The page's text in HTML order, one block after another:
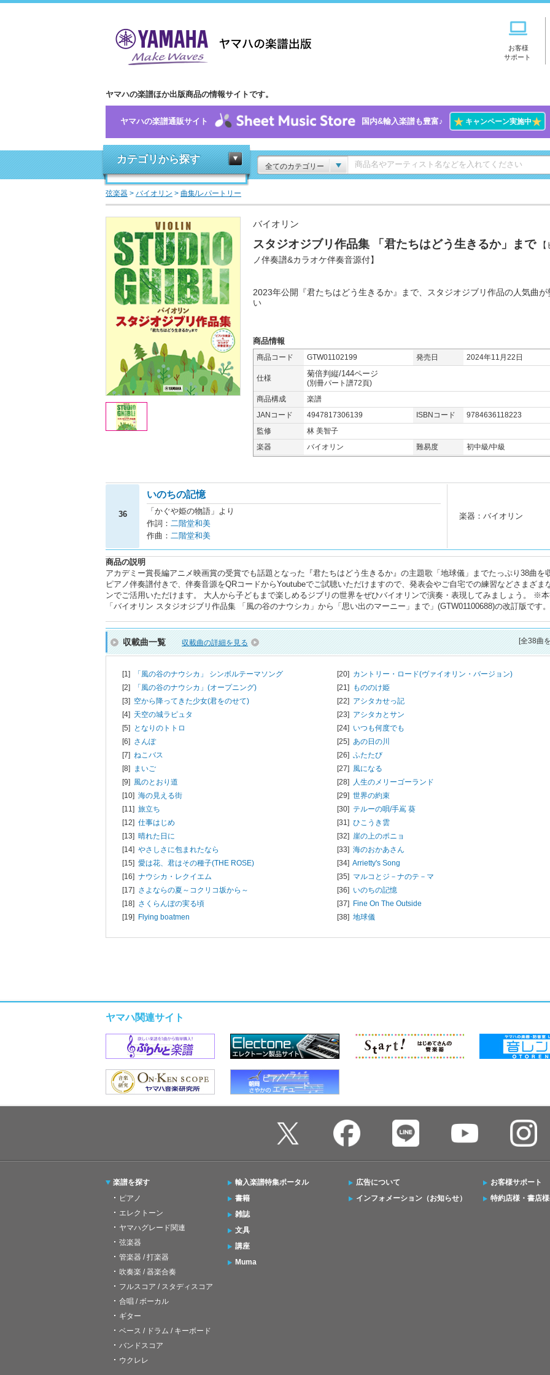
お客様
サポート
ヤマハの楽譜ほか出版商品の情報サイトです。
ヤマハの楽譜通販サイト 国内&輸入楽譜も豊富♪ ★キャンペーン実施中★
カテゴリから探す
全てのカテゴリー
弦楽器 > バイオリン > 曲集/レパートリー
バイオリン
スタジオジブリ作品集 「君たちはどう生きるか」まで【
ノ伴奏譜&カラオケ伴奏音源付】
2023年公開『君たちはどう生きるか』まで、スタジオジブリ作品の人気曲が
い
商品情報
商品コード GTW01102199 発売日 2024年11月22日
仕様 菊倍判縦/144ページ
(別冊パート譜72頁)
商品構成
楽譜
JANコード
4947817306139 ISBNコード
9784636118223
監修
林 美智子
楽器
バイオリン 難易度 初中級/中級
36
いのちの記憶
「かぐや姫の物語」より
作詞： 二階堂和美
作曲： 二階堂和美
楽器：バイオリン
商品の説明
アカデミー賞長編アニメ映画賞の受賞でも話題となった『君たちはどう生きるか』の主題歌「地球儀」までたっぷり38曲を
ピアノ伴奏譜付きで、伴奏音源をQRコードからYoutubeでご試聴いただけますので、発表会やご自宅での練習などさまざま
ンでご活用いただけます。 大人から子どもまで楽しめるジブリの世界をぜひバイオリンで演奏・表現してみましょう。 ※
「バイオリン スタジオジブリ作品集 「風の谷のナウシカ」から「思い出のマーニー」まで」(GTW01100688)の改訂版です。
収載曲一覧 収載曲の詳細を見る [全38曲
[1]
「風の谷のナウシカ」 シンボルテーマソング
[2]
「風の谷のナウシカ」(オープニング)
[3] 空から降ってきた少女(君をのせて)
[4] 天空の城ラピュタ
[5] となりのトトロ
[6] さんぽ
[7] ねこバス
[8] まいご
[9] 風のとおり道
[10] 海の見える街
[11] 旅立ち
[12] 仕事はじめ
[13] 晴れた日に
[14] やさしさに包まれたなら
[15] 愛は花、君はその種子(THE ROSE)
[16] ナウシカ・レクイエム
[17] さよならの夏～コクリコ坂から～
[18] さくらんぼの実る頃
[19] Flying boatmen
[20] カントリー・ロード(ヴァイオリン・バージョン)
[21] もののけ姫
[22] アシタカせっ記
[23] アシタカとサン
[24] いつも何度でも
[25] あの日の川
[26] ふたたび
[27] 風になる
[28] 人生のメリーゴーランド
[29] 世界の約束
[30] テルーの唄/手嶌 葵
[31] ひこうき雲
[32] 崖の上のポニョ
[33] 海のおかあさん
[34] Arrietty's Song
[35] マルコとジ－ナのテ－マ
[36] いのちの記憶
[37] Fine On The Outside
[38] 地球儀
ヤマハ関連サイト
楽譜を探す
ピアノ
エレクトーン
ヤマハグレード関連
弦楽器
管楽器 / 打楽器
吹奏楽 / 器楽合奏
フルスコア / スタディスコア
合唱 / ボーカル
ギター
ベース / ドラム / キーボード
バンドスコア
ウクレレ
輸入楽譜特集ポータル
書籍
雑誌
文具
講座
Muma
広告について
インフォメーション（お知らせ）
お客様サポート
特約店様・書店